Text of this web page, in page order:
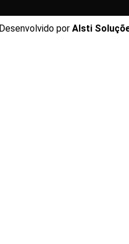
Desenvolvido por Alsti